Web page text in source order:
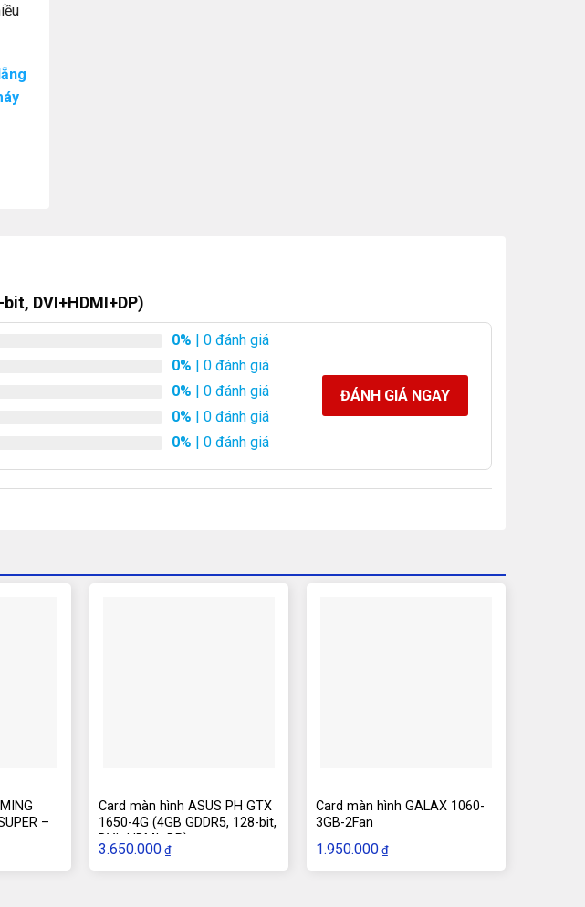
DVI+HDMI+DP)
0% | 0 đánh giá
0% | 0 đánh giá
0% | 0 đánh giá
0% | 0 đánh giá
0% | 0 đánh giá
ĐÁNH GIÁ NGAY
–
Card màn hình ASUS PH GTX
1650-4G (4GB GDDR5, 128-bit,
DVI+HDMI+DP)
3.650.000 ₫
Card màn hình GALAX 1060-
3GB-2Fan
1.950.000 ₫